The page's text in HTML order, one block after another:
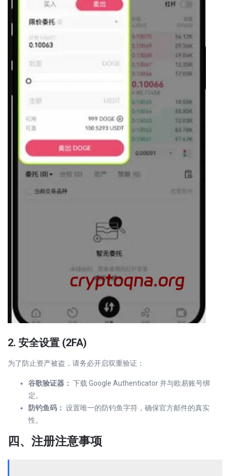
2. 安全设置 (2FA)
为了防止资产被盗，请务必开启双重验证：
谷歌验证器： 下载 Google Authenticator 并与欧易账号绑
定。
防钓鱼码： 设置唯一的防钓鱼字符，确保官方邮件的真实
性。
四、注册注意事项